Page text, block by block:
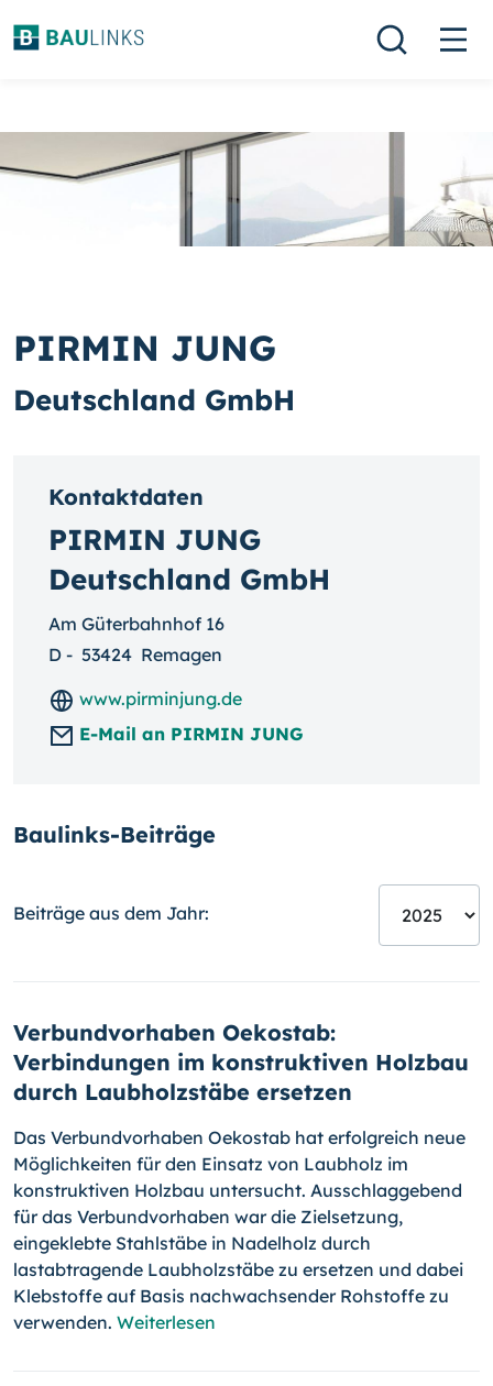
PIRMIN JUNG
Deutschland GmbH
Kontaktdaten
PIRMIN JUNG
Deutschland GmbH
Am Güterbahnhof 16
D - 53424 Remagen
www.pirminjung.de
E-Mail an PIRMIN JUNG
Baulinks-Beiträge
Beiträge aus dem Jahr:
Verbundvorhaben Oekostab:
Verbindungen im konstruktiven Holzbau
durch Laubholzstäbe ersetzen
Das Verbundvorhaben Oekostab hat erfolgreich neue
Möglichkeiten für den Einsatz von Laubholz im
konstruktiven Holzbau untersucht. Ausschlaggebend
für das Verbundvorhaben war die Zielsetzung,
eingeklebte Stahlstäbe in Nadelholz durch
lastabtragende Laubholzstäbe zu ersetzen und dabei
Klebstoffe auf Basis nachwachsender Rohstoffe zu
verwenden. Weiterlesen